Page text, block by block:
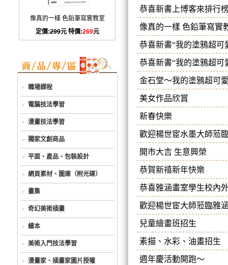
像真的一樣 色鉛筆寫實教室
定價:299元 特價:269元
職場課程
電腦技法學習
漫畫技法學習
獨家文創商品
平面、產品、包裝設計
網頁素材、圖庫（附光碟）
畫集
奇幻美術插畫
繪本
美術入門技法學習
漫畫家、插畫家圖片授權
恭喜新書上博客來排行
像真的一樣 色鉛筆寫實
恭喜新書“我的塗鴉超
恭喜新書“我的塗鴉超
金石堂～我的塗鴉超可
美女作品欣賞
新春快樂
歡迎楊世宦水墨大師蒞
開市大吉 生意興榮
恭賀新禧新年快樂
恭喜雅涵畫室學生校內
歡迎楊世宦大師蒞臨雅
兒童繪畫班招生
素描、水彩、油畫招生
週年慶活動開跑～